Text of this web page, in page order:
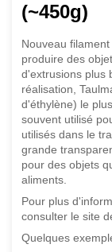
(~450g)
Nouveau
produire des
d'extrusions plus
réalisation,
d'éthylène) le
souvent utilisé
utilisés dans le
grande
pour des objets
aliments.
Pour plus
consulter le site
Quelques